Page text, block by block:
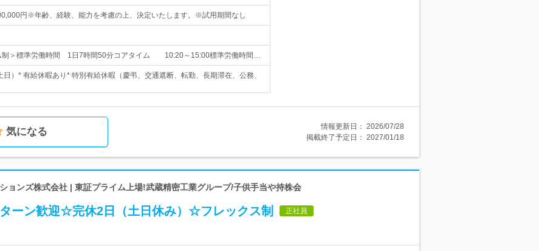
円※年齢、経験、能力を考慮の上、決定いたします。※試用期間なし
制＞標準労働時間 1日7時間50分コアタイム 10:20～15:00標準労働時間…
）* 有給休暇あり* 特別有給休暇（慶弔、交通遮断、転勤、長期滞在、公務、
気になる 情報更新日： 2026/07/28
掲載終了予定日： 2027/01/18
ョンズ株式会社 | 東証プライム上場!武蔵精密工業グループ/子供手当や持株会
ターン歓迎☆完休2日（土日休み）☆フレックス制 正社員